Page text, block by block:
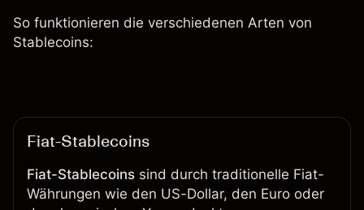
So funktionieren die verschiedenen Arten von
Stablecoins:
Fiat-Stablecoins
Fiat-Stablecoins sind durch traditionelle Fiat-
Währungen wie den US-Dollar, den Euro oder